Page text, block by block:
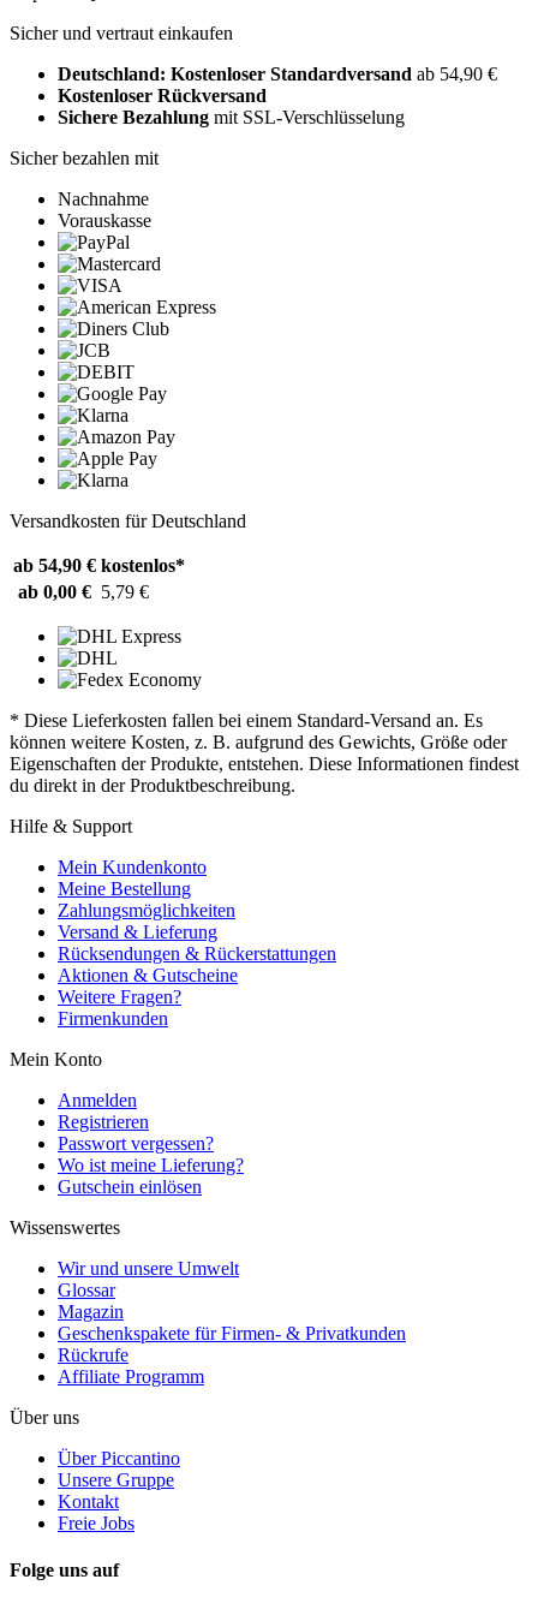
Sicher und vertraut einkaufen
Deutschland: Kostenloser Standardversand ab 54,90 €
Kostenloser Rückversand
Sichere Bezahlung mit SSL-Verschlüsselung
Sicher bezahlen mit
Nachnahme
Vorauskasse
Versandkosten für Deutschland
ab 54,90 € kostenlos*
ab 0,00 € 5,79 €
* Diese Lieferkosten fallen bei einem Standard-Versand an. Es
können weitere Kosten, z. B. aufgrund des Gewichts, Größe oder
Eigenschaften der Produkte, entstehen. Diese Informationen findest
du direkt in der Produktbeschreibung.
Hilfe & Support
Mein Kundenkonto
Meine Bestellung
Zahlungsmöglichkeiten
Versand & Lieferung
Rücksendungen & Rückerstattungen
Aktionen & Gutscheine
Weitere Fragen?
Firmenkunden
Mein Konto
Anmelden
Registrieren
Passwort vergessen?
Wo ist meine Lieferung?
Gutschein einlösen
Wissenswertes
Wir und unsere Umwelt
Glossar
Magazin
Geschenkspakete für Firmen- & Privatkunden
Rückrufe
Affiliate Programm
Über uns
Über Piccantino
Unsere Gruppe
Kontakt
Freie Jobs
Folge uns auf